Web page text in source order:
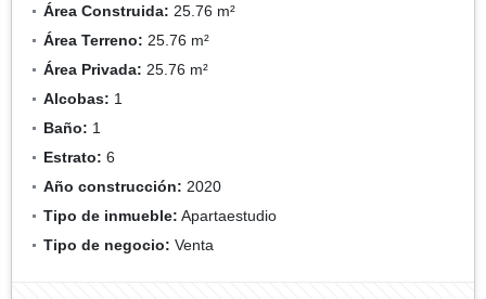
Área Construida: 25.76 m²
Área Terreno: 25.76 m²
Área Privada: 25.76 m²
Alcobas: 1
Baño: 1
Estrato: 6
Año construcción: 2020
Tipo de inmueble: Apartaestudio
Tipo de negocio: Venta